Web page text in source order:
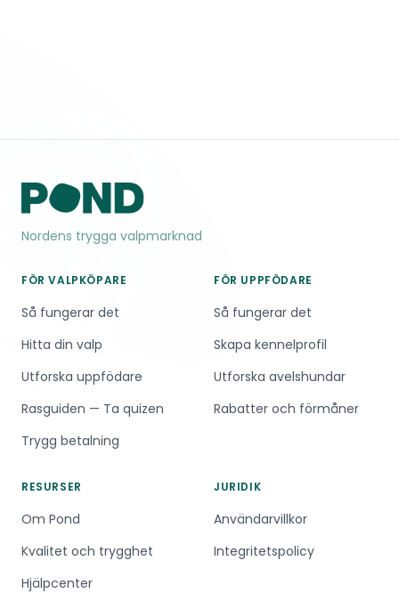
Nordens trygga valpmarknad
FÖR VALPKÖPARE
Så fungerar det
Hitta din valp
Utforska uppfödare
Rasguiden — Ta quizen
Trygg betalning
FÖR UPPFÖDARE
Så fungerar det
Skapa kennelprofil
Utforska avelshundar
Rabatter och förmåner
RESURSER
Om Pond
Kvalitet och trygghet
Hjälpcenter
JURIDIK
Användarvillkor
Integritetspolicy